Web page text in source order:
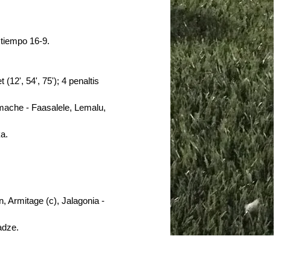
16-9.
(12', 54', 75'); 4 penaltis
- Faasalele, Lemalu,
Armitage (c), Jalagonia -